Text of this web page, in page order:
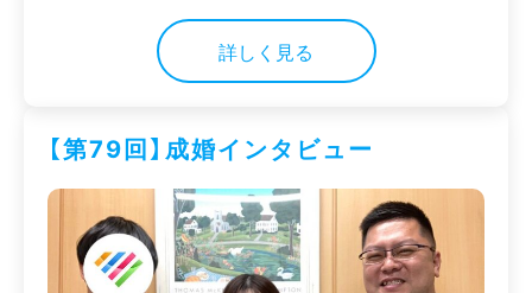
詳しく見る
【第79回】成婚インタビュー